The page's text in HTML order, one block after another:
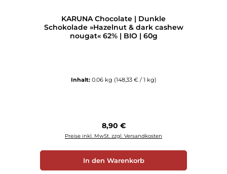
KARUNA Chocolate | Dunkle
Schokolade »Hazelnut & dark cashew
nougat« 62% | BIO | 60g
Inhalt: 0.06 kg (148,33 € / 1 kg)
Regulärer Preis:
8,90 €
Preise inkl. MwSt. zzgl. Versandkosten
In den Warenkorb